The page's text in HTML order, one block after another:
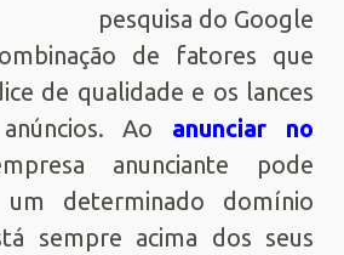
pesquisa do Google
de fatores que
de qualidade e os lances
Ao anunciar no
anunciante pode
determinado domínio
sempre acima dos seus